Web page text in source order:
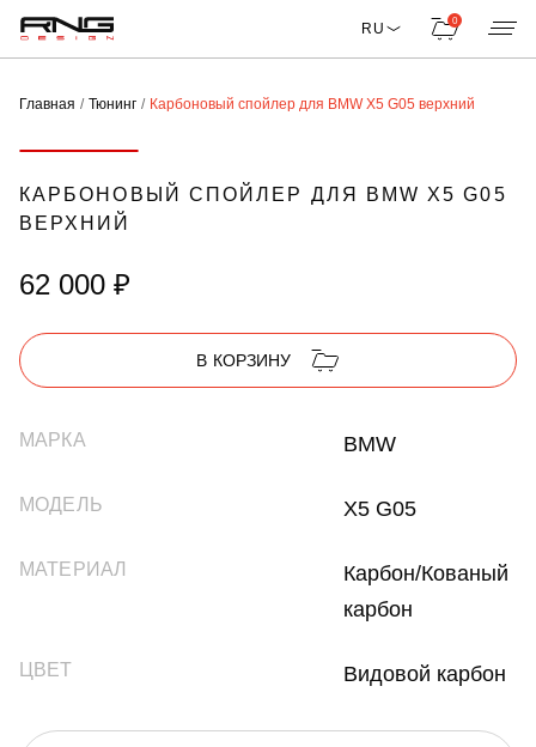
RU 0
Главная Тюнинг Карбоновый спойлер для BMW X5 G05 верхний
КАРБОНОВЫЙ СПОЙЛЕР ДЛЯ BMW X5 G05
ВЕРХНИЙ
62 000 ₽
В КОРЗИНУ
МАРКА BMW
МОДЕЛЬ X5 G05
МАТЕРИАЛ
Карбон/Кованый
карбон
ЦВЕТ Видовой карбон